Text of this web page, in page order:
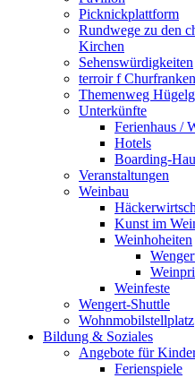
Picknickplattform
Rundwege zu den
Kirchen
Sehenswürdigkeiten
terroir f Churfranken
Themenweg
Unterkünfte
Ferienhaus /
Hotels
Boarding-
Veranstaltungen
Weinbau
Kunst im
Weinhoheiten
Weinfeste
Wengert-Shuttle
Wohnmobilstellplatz
Bildung & Soziales
Angebote für
Ferienspiele